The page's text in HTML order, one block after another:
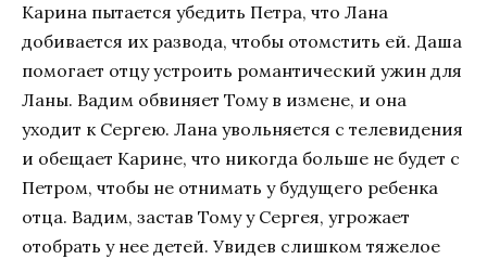
Карина пытается убедить Петра, что Лана
добивается их развода, чтобы отомстить ей. Даша
помогает отцу устроить романтический ужин для
Ланы. Вадим обвиняет Тому в измене, и она
уходит к Сергею. Лана увольняется с телевидения
и обещает Карине, что никогда больше не будет с
Петром, чтобы не отнимать у будущего ребенка
отца. Вадим, застав Тому у Сергея, угрожает
отобрать у нее детей. Увидев слишком тяжелое